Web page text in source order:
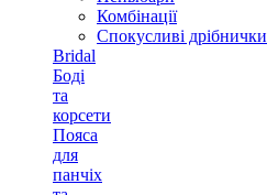
Комбінації
Спокусливі дрібнички
Bridal
Боді
та
корсети
Пояса
для
панчіх